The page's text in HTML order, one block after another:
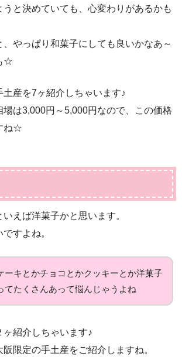
うと決めていても、心変わりがあるかも
やっぱり和菓子にしても良いかなあ～
☆
土産を7ヶ紹介しちゃいます♪
場は3,000円～5,000円なので、この価格
ね☆
えば洋菓子かと思います。
すよね。
ーキとかチョコとかクッキーとか洋菓子
てたくさんあって悩んじゃうよね
ヶ紹介しちゃいます♪
限定の手土産をご紹介しますね。